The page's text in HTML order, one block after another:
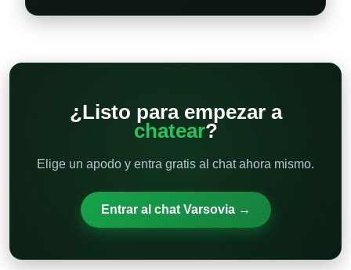
¿Listo para empezar a
chatear?
Elige un apodo y entra gratis al chat ahora mismo.
Entrar al chat Varsovia →